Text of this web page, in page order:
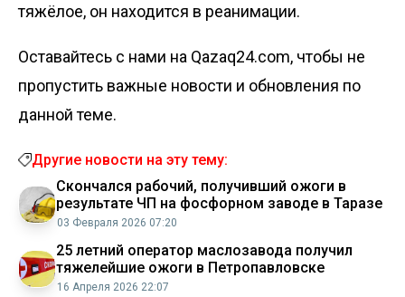
тяжёлое, он находится в реанимации.
Оставайтесь с нами на Qazaq24.com, чтобы не
пропустить важные новости и обновления по
данной теме.
Другие новости на эту тему:
Скончался рабочий, получивший ожоги в
результате ЧП на фосфорном заводе в Таразе
03 Февраля 2026 07:20
25 летний оператор маслозавода получил
тяжелейшие ожоги в Петропавловске
16 Апреля 2026 22:07